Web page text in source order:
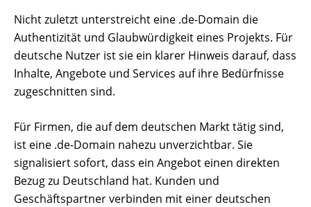
Nicht zuletzt unterstreicht eine .de-Domain die
Authentizität und Glaubwürdigkeit eines Projekts. Für
deutsche Nutzer ist sie ein klarer Hinweis darauf, dass
Inhalte, Angebote und Services auf ihre Bedürfnisse
zugeschnitten sind.
Für Firmen, die auf dem deutschen Markt tätig sind,
ist eine .de-Domain nahezu unverzichtbar. Sie
signalisiert sofort, dass ein Angebot einen direkten
Bezug zu Deutschland hat. Kunden und
Geschäftspartner verbinden mit einer deutschen